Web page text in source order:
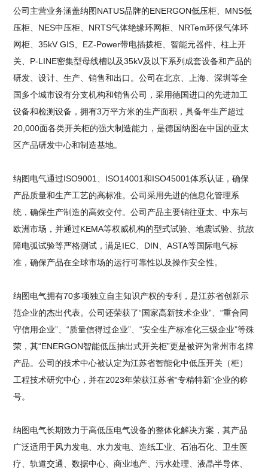
公司主营业务涵盖纳图NATUS品牌的ENERGON低压柜、MNS低
压柜、NES中压柜、NRTS气体绝缘环网柜、NRTem环保气体环
网柜、35kV GIS、EZ-Power带电插拨柜、智能元器件、柱上开
关、P-LINE密集型母线槽以及35kV及以下系列成套设备和产品的
研发、设计、生产、销售和出口。公司在北京、上海、深圳等全
国多个城市设有分支机构和销售公司，采用德国进口的先进加工
设备和检测设备，拥有3万平方米的生产面积，具备年生产超过
20,000面各类开关柜的强大制造能力，是德国纳图在中国的亚太
区产品研发中心和制造基地。
纳图电气通过ISO9001、ISO14001和ISO45001体系认证，确保
产品质量和生产工艺的高标准。公司采用先进的信息化管理系
统，确保生产制造的高效交付。公司产品主要销往亚太、中东与
欧洲市场，并通过KEMA等权威机构的型式试验、地震试验、抗故
障电弧试验等严格测试，满足IEC、DIN、ASTA等国际电气标
准，确保产品在全球市场的运行可靠性以及操作安全性。
纳图电气拥有70多项独立自主知识产权的专利，是江苏省创新示
范企业的杰出代表。公司还荣获了“国家高新技术企业”、“重合同
守信用企业”、“质量信得过企业”、“安全生产标准化三级企业”等殊
荣，其“ENERGON智能低压抽出式开关柜”更是被评为常州市名牌
产品。公司的技术中心被认定为江苏省智能化中低压开关（柜）
工程技术研究中心，并在2023年荣获江苏省“专精特新”企业的称
号。
纳图电气长期致力于高低压电气设备的整体化解决方案，其产品
广泛适用于风力发电、水力发电、造纸工业、石油石化、卫生医
疗、轨道交通、数据中心、商业地产、污水处理、液晶半导体、